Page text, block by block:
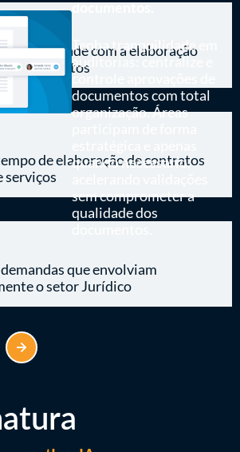
documentos.
Tenha tranquilidade em
auditorias: centralize e
controle aprovações de
documentos com total
organização. Áreas
quando necessário,
sem comprometer a
qualidade dos
com a elaboração
documentos
de elaboração de contratos
serviços
que envolviam
o setor Jurídico